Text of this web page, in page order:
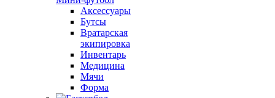
Аксессуары
Бутсы
Вратарская
экипировка
Инвентарь
Медицина
Мячи
Форма